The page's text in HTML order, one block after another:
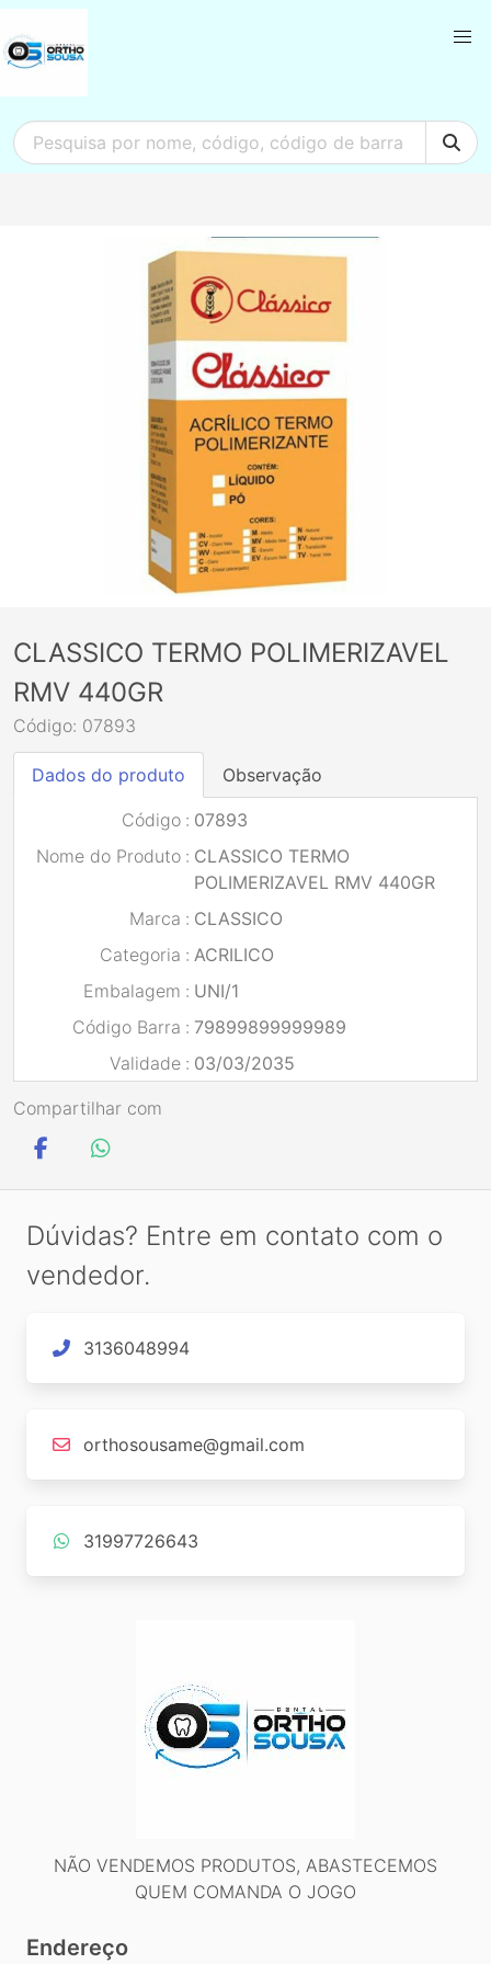
CLASSICO TERMO POLIMERIZAVEL
RMV 440GR
Código: 07893
Dados do produto Observação
Código : 07893
Nome do Produto : CLASSICO TERMO
POLIMERIZAVEL RMV 440GR
Marca : CLASSICO
Categoria : ACRILICO
Embalagem : UNI/1
Código Barra : 79899899999989
Validade : 03/03/2035
Compartilhar com
Dúvidas? Entre em contato com o
vendedor.
3136048994
orthosousame@gmail.com
31997726643
NÃO VENDEMOS PRODUTOS, ABASTECEMOS
QUEM COMANDA O JOGO
Endereço